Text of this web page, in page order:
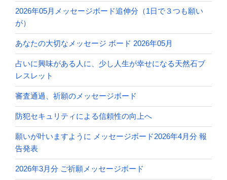
2026年05月メッセージボード追伸分（1日で３つも願い
が）
あなたの大切なメッセージ ボード 2026年05月
占いに興味がある人に、少し人生が幸せになる天然石ブ
レスレット
審査通過、祈願のメッセージボード
防犯セキュリティによる信頼性の向上へ
願いが叶いますように メッセージボード2026年4月分 報
告発表
2026年3月分 ご祈願メッセージボード